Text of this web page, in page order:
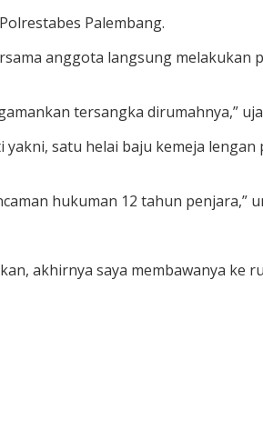
Palembang.
anggota langsung
tersangka dirumahnya,”
satu helai baju kemeja
hukuman 12 tahun penjara,”
akhirnya saya membawanya